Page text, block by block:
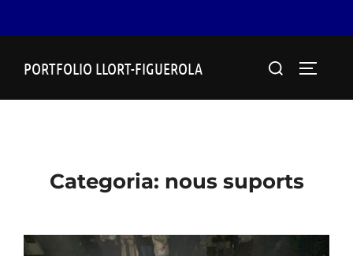
PORTFOLIO LLORT-FIGUEROLA
Search
Categoria: nous suports